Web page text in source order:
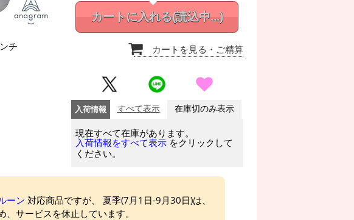
チ
カートに入れる(読込中...)
カートを見る ・ご精算
入荷情報 すべて表示 在庫切のみ表示
現在すべて在庫があります。
入荷情報をすべて表示 をクリックして
ください。
ーン 対応商品ですが、 夏季(7月1日-9月30日)は、
サービスを休止しています。